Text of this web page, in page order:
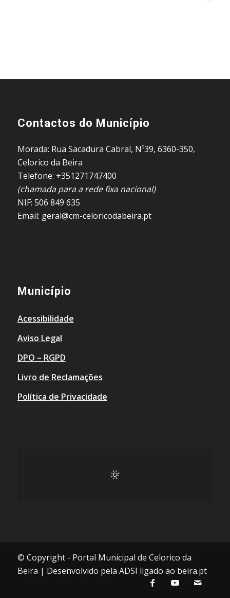
Contactos do Município
Morada: Rua Sacadura Cabral, Nº39, 6360-350,
Celorico da Beira
Telefone: +351271747400
(chamada para a rede fixa nacional)
NIF: 506 849 635
Email: geral@cm-celoricodabeira.pt
Município
Acessibilidade
Aviso Legal
DPO – RGPD
Livro de Reclamações
Política de Privacidade
© Copyright - Portal Municipal de Celorico da
Beira | Desenvolvido pela ADSI ligado ao beira.pt